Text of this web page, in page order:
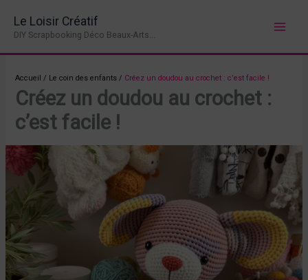
contenu
Le Loisir Créatif
DIY Scrapbooking Déco Beaux-Arts...
Accueil / Le coin des enfants / Créez un doudou au crochet : c’est facile !
Créez un doudou au crochet :
c’est facile !